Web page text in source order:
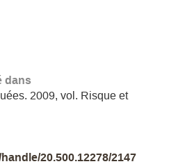
dans
2009, vol. Risque et
20.500.12278/2147